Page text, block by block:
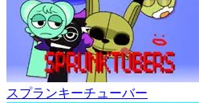
スプランキーチューバー